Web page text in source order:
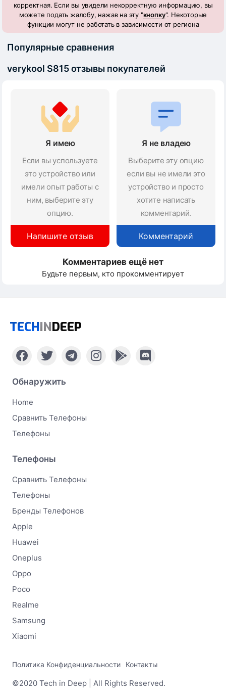
корректная. Если вы увидели некорректную информацию, вы
можете подать жалобу, нажав на эту "кнопку". Некоторые
функции могут не работать в зависимости от региона
Популярные сравнения
verykool S815 отзывы покупателей
Я имею
Если вы успользуете
это устройство или
имели опыт работы с
ним, выберите эту
опцию.
Напишите отзыв
Я не владею
Выберите эту опцию
если вы не имели это
устройство и просто
хотите написать
комментарий.
Комментарий
Комментариев ещё нет
Будьте первым, кто прокомментирует
TECHINDEEP
Обнаружить
Home
Сравнить Телефоны
Телефоны
Телефоны
Сравнить Телефоны
Телефоны
Бренды Телефонов
Apple
Huawei
Oneplus
Oppo
Poco
Realme
Samsung
Xiaomi
Политика Конфиденциальности Контакты
©2020 Tech in Deep | All Rights Reserved.